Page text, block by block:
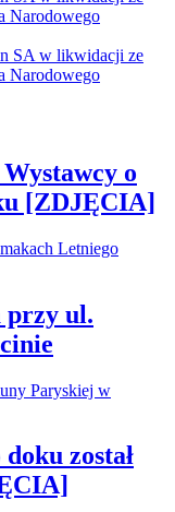
o
[ZDJĘCIA]
przy ul.
został